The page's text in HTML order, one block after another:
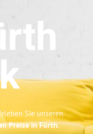
Sie unseren
Preise in Fürth.